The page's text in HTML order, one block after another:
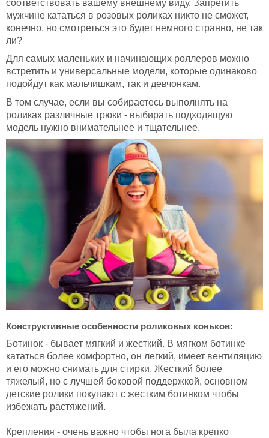
соответствовать вашему внешнему виду. Запретить
мужчине кататься в розовых роликах никто не сможет,
конечно, но смотреться это будет немного странно, не так
ли?
Для самых маленьких и начинающих роллеров можно
встретить и универсальные модели, которые одинаково
подойдут как мальчишкам, так и девчонкам.
В том случае, если вы собираетесь выполнять на
роликах различные трюки - выбирать подходящую
модель нужно внимательнее и тщательнее.
Конструктивные особенности роликовых коньков:
Ботинок - бывает мягкий и жесткий. В мягком ботинке
кататься более комфортно, он легкий, имеет вентиляцию
и его можно снимать для стирки. Жесткий более
тяжелый, но с лучшей боковой поддержкой, основном
детские ролики покупают с жестким ботинком чтобы
избежать растяжений.
Крепления - очень важно чтобы нога была крепко